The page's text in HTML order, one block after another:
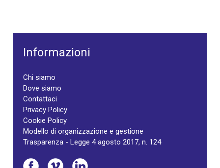
Informazioni
Chi siamo
Dove siamo
Contattaci
Privacy Policy
Cookie Policy
Modello di organizzazione e gestione
Trasparenza - Legge 4 agosto 2017, n. 124